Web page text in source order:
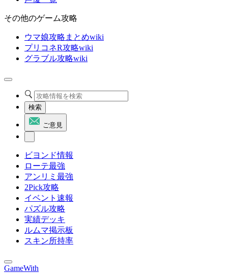
その他のゲーム攻略
ウマ娘攻略まとめwiki
プリコネR攻略wiki
グラブル攻略wiki
検索
ご意見
ビヨンド情報
ローテ最強
アンリミ最強
2Pick攻略
イベント速報
パズル攻略
実績デッキ
ルムマ掲示板
スキン所持率
GameWith